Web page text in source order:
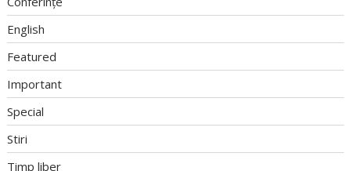
English
Featured
Important
Special
Stiri
Timp liber